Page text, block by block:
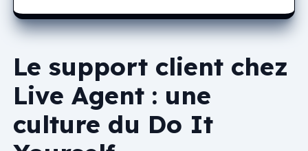
Le support client chez
Live Agent : une
culture du Do It